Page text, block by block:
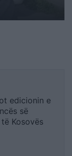
edicionin e
së
Kosovës